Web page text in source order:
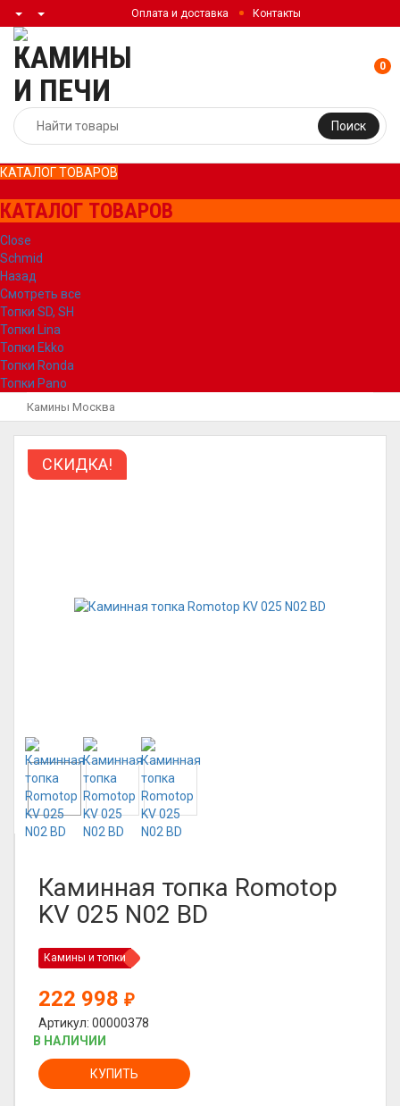
Оплата и доставка Контакты
Поиск
0
КАТАЛОГ ТОВАРОВ
КАТАЛОГ ТОВАРОВ
Close
Schmid
Назад
Смотреть все
Топки SD, SH
Топки Lina
Топки Ekko
Топки Ronda
Топки Pano
Камины Москва
СКИДКА!
Каминная топка Romotop
KV 025 N02 BD
Камины и топки
222 998 ₽
Артикул: 00000378
В НАЛИЧИИ
КУПИТЬ